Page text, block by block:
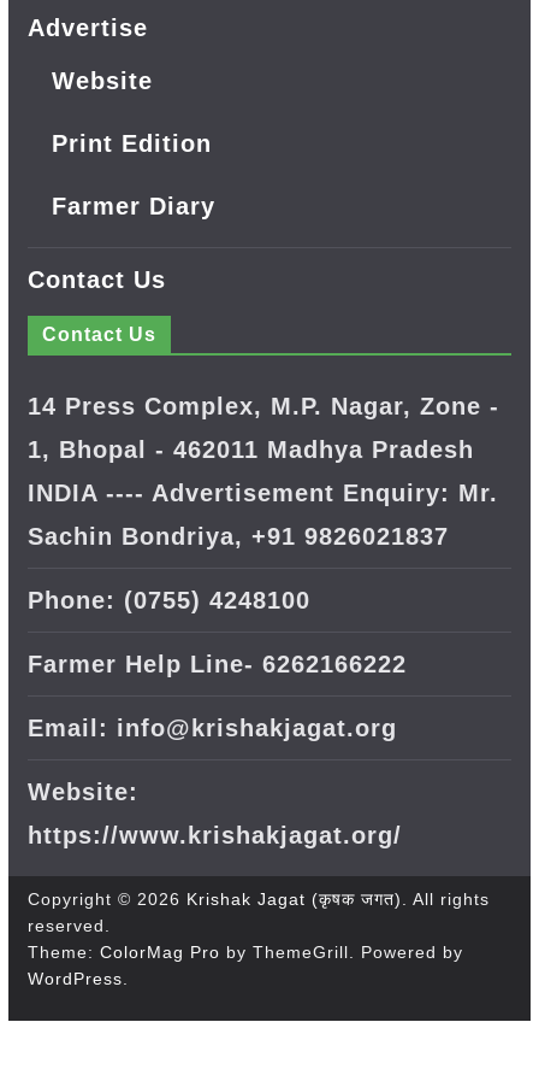
Advertise
Website
Print Edition
Farmer Diary
Contact Us
Contact Us
14 Press Complex, M.P. Nagar, Zone -
1, Bhopal - 462011 Madhya Pradesh
INDIA ---- Advertisement Enquiry: Mr.
Sachin Bondriya, +91 9826021837
Phone: (0755) 4248100
Farmer Help Line- 6262166222
Email: info@krishakjagat.org
Website:
https://www.krishakjagat.org/
Copyright © 2026 Krishak Jagat (कृषक जगत). All rights
reserved.
Theme: ColorMag Pro by ThemeGrill. Powered by
WordPress.